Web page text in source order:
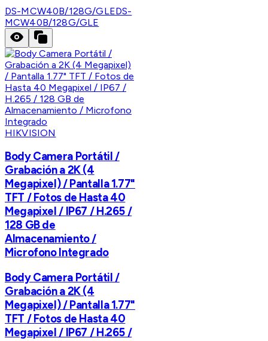
DS-MCW40B/128G/GLEDS-
MCW40B/128G/GLE
HIKVISION
Body Camera Portátil /
Grabación a 2K (4
Megapixel) / Pantalla 1.77"
TFT / Fotos de Hasta 40
Megapixel / IP67 / H.265 /
128 GB de
Almacenamiento /
Microfono Integrado
Body Camera Portátil /
Grabación a 2K (4
Megapixel) / Pantalla 1.77"
TFT / Fotos de Hasta 40
Megapixel / IP67 / H.265 /